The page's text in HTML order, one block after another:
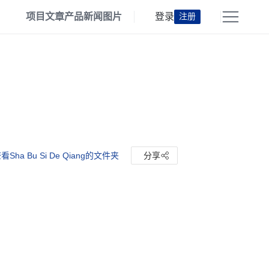
项目文章产品新闻 图片 登录 注册
Sha Bu Si De Qiang的文件夹 分享